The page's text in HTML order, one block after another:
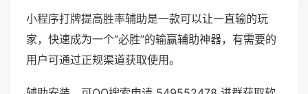
小程序打牌提高胜率辅助是一款可以让一直输的玩
家，快速成为一个“必胜”的输赢辅助神器，有需要的
用户可通过正规渠道获取使用。